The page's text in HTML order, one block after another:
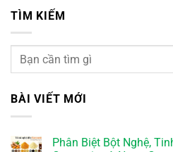
TÌM KIẾM
BÀI VIẾT MỚI
Phân Biệt Bột Nghệ,